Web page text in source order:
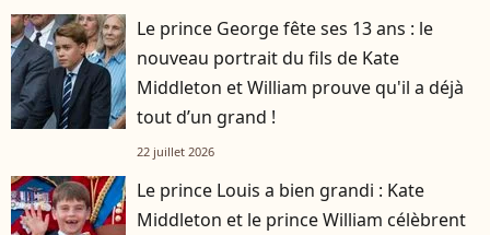
Le prince George fête ses 13 ans : le
nouveau portrait du fils de Kate
Middleton et William prouve qu'il a déjà
tout d’un grand !
22 juillet 2026
Le prince Louis a bien grandi : Kate
Middleton et le prince William célèbrent